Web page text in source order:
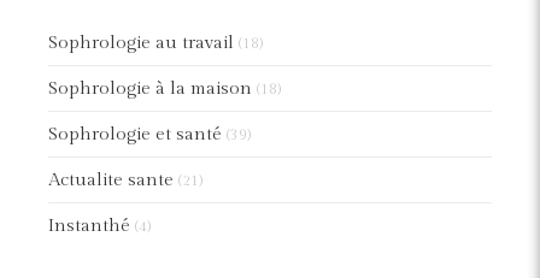
Sophrologie au travail (18)
Sophrologie à la maison (18)
Sophrologie et santé (39)
Actualite sante (21)
Instanthé (4)